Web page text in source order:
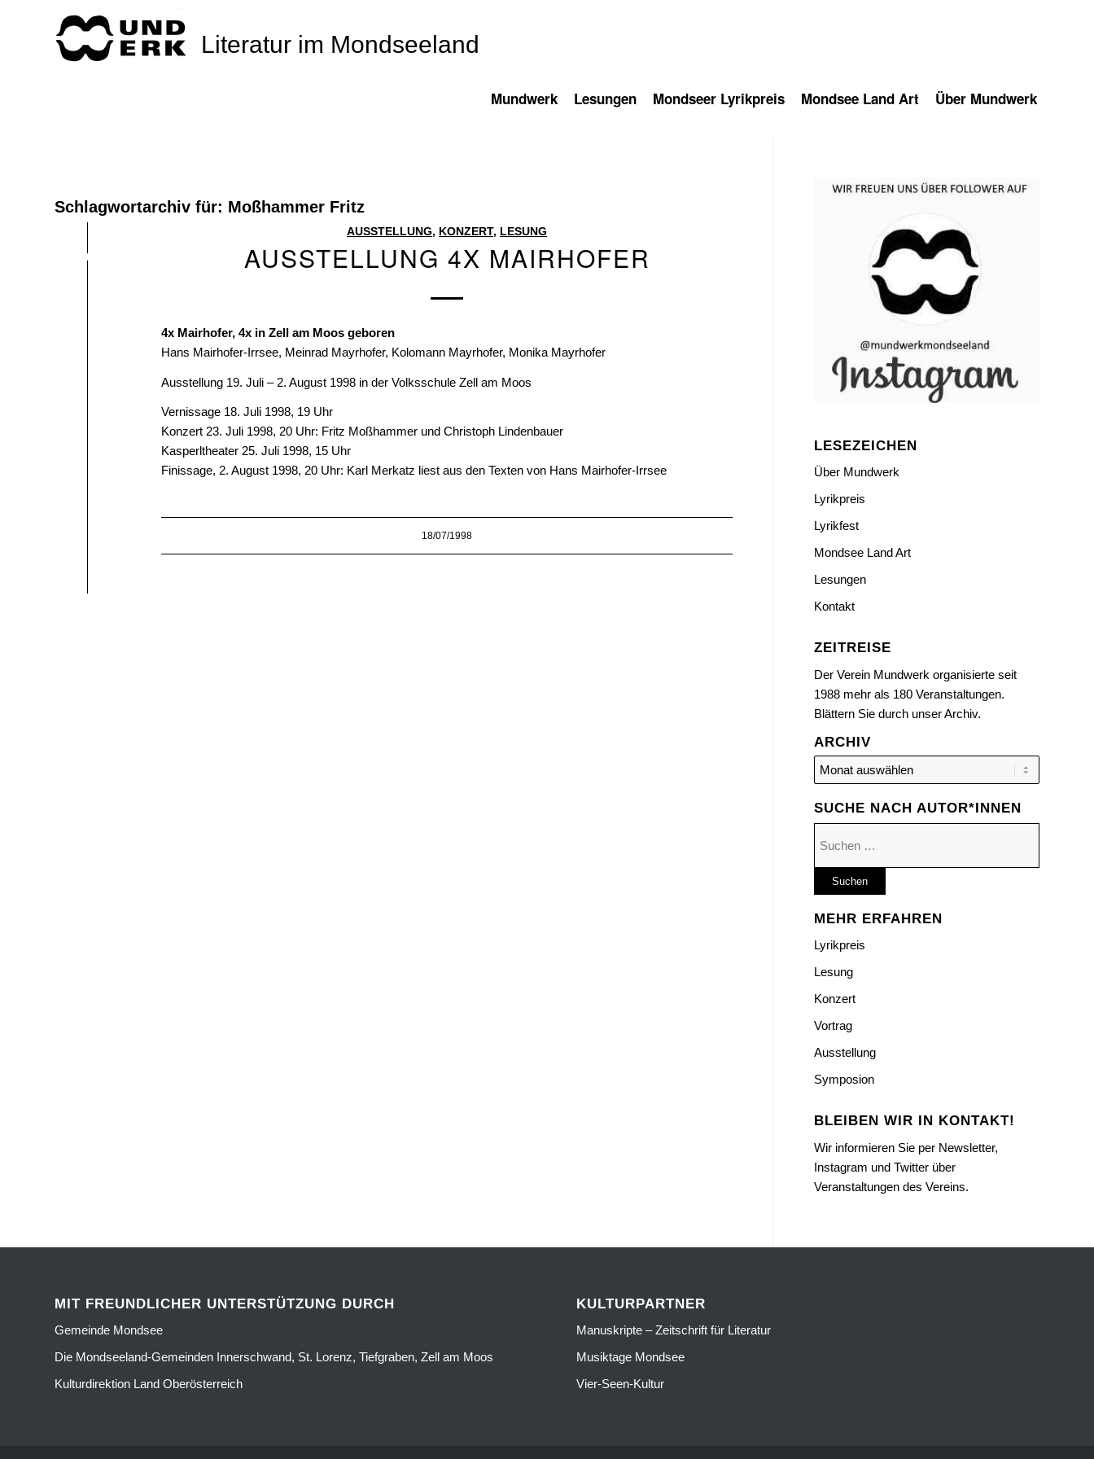
Literatur im Mondseeland
Mundwerk Lesungen Mondseer Lyrikpreis Mondsee Land Art Über Mundwerk
Schlagwortarchiv für: Moßhammer Fritz
AUSSTELLUNG, KONZERT, LESUNG
AUSSTELLUNG 4X MAIRHOFER
4x Mairhofer, 4x in Zell am Moos geboren
Hans Mairhofer-Irrsee, Meinrad Mayrhofer, Kolomann Mayrhofer, Monika Mayrhofer
Ausstellung 19. Juli – 2. August 1998 in der Volksschule Zell am Moos
Vernissage 18. Juli 1998, 19 Uhr
Konzert 23. Juli 1998, 20 Uhr: Fritz Moßhammer und Christoph Lindenbauer
Kasperltheater 25. Juli 1998, 15 Uhr
Finissage, 2. August 1998, 20 Uhr: Karl Merkatz liest aus den Texten von Hans Mairhofer-Irrsee
18/07/1998
LESEZEICHEN
Über Mundwerk
Lyrikpreis
Lyrikfest
Mondsee Land Art
Lesungen
Kontakt
ZEITREISE
Der Verein Mundwerk organisierte seit
1988 mehr als 180 Veranstaltungen.
Blättern Sie durch unser Archiv.
ARCHIV
SUCHE NACH AUTOR*INNEN
MEHR ERFAHREN
Lyrikpreis
Lesung
Konzert
Vortrag
Ausstellung
Symposion
BLEIBEN WIR IN KONTAKT!
Wir informieren Sie per Newsletter,
Instagram und Twitter über
Veranstaltungen des Vereins.
MIT FREUNDLICHER UNTERSTÜTZUNG DURCH
Gemeinde Mondsee
Die Mondseeland-Gemeinden Innerschwand, St. Lorenz, Tiefgraben, Zell am Moos
Kulturdirektion Land Oberösterreich
KULTURPARTNER
Manuskripte – Zeitschrift für Literatur
Musiktage Mondsee
Vier-Seen-Kultur